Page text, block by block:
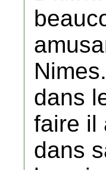
dans
faire il
dans